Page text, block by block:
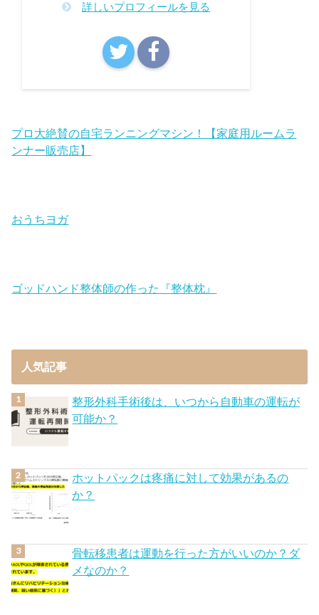
詳しいプロフィールを見る
プロ大絶賛の自宅ランニングマシン！【家庭用ルームラ
ンナー販売店】
おうちヨガ
ゴッドハンド整体師の作った『整体枕』
人気記事
整形外科手術後は、いつから自動車の運転が
可能か？
ホットパックは疼痛に対して効果があるの
か？
骨転移患者は運動を行った方がいいのか？ダ
メなのか？